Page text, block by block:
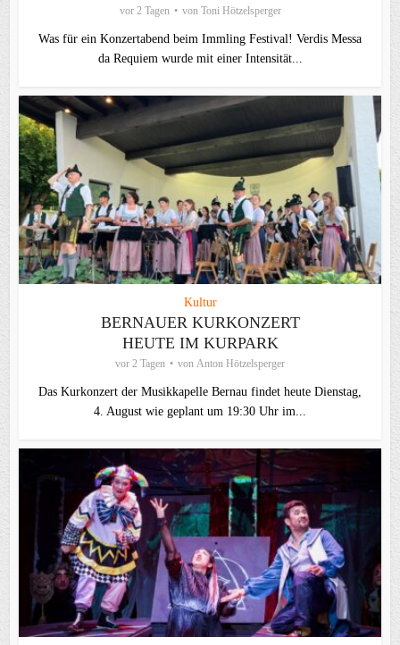
vor 2 Tagen von Toni Hötzelsperger
Was für ein Konzertabend beim Immling Festival! Verdis Messa
da Requiem wurde mit einer Intensität...
Kultur
BERNAUER KURKONZERT
HEUTE IM KURPARK
vor 2 Tagen von Anton Hötzelsperger
Das Kurkonzert der Musikkapelle Bernau findet heute Dienstag,
4. August wie geplant um 19:30 Uhr im...